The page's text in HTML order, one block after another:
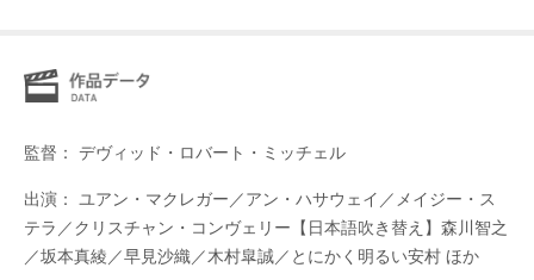
監督： デヴィッド・ロバート・ミッチェル
出演： ユアン・マクレガー／アン・ハサウェイ／メイジー・ス
テラ／クリスチャン・コンヴェリー【日本語吹き替え】森川智之
／坂本真綾／早見沙織／木村皐誠／とにかく明るい安村 ほか